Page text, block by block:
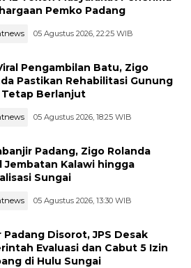
Pemko Padang
05 Agustus 2026, 22:25 WIB
Pengambilan Batu, Zigo
Pastikan Rehabilitasi Gunung
Tetap Berlanjut
05 Agustus 2026, 18:25 WIB
Padang, Zigo Rolanda
Jembatan Kalawi hingga
Sungai
05 Agustus 2026, 13:30 WIB
Padang Disorot, JPS Desak
Evaluasi dan Cabut 5 Izin
di Hulu Sungai